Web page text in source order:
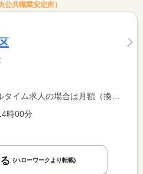
共職業安定所）
換算額）、パート求人の場合は時間額を表示しています。
時00分
(ハローワークより転載)